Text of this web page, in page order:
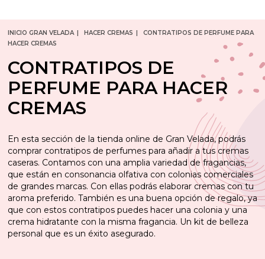
INICIO GRAN VELADA HACER CREMAS
CONTRATIPOS DE PERFUME PARA
HACER CREMAS
CONTRATIPOS DE
PERFUME PARA HACER
CREMAS
En esta sección de la tienda online de Gran Velada, podrás
comprar contratipos de perfumes para añadir a tus cremas
caseras. Contamos con una amplia variedad de fragancias,
que están en consonancia olfativa con colonias comerciales
de grandes marcas. Con ellas podrás elaborar cremas con tu
aroma preferido. También es una buena opción de regalo, ya
que con estos contratipos puedes hacer una colonia y una
crema hidratante con la misma fragancia. Un kit de belleza
personal que es un éxito asegurado.